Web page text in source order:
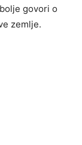
govori o
zemlje.